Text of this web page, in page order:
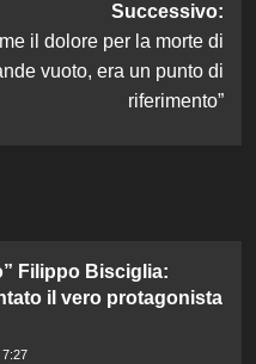
Successivo:
il dolore per la morte di
vuoto, era un punto di
riferimento”
Filippo Bisciglia:
il vero protagonista